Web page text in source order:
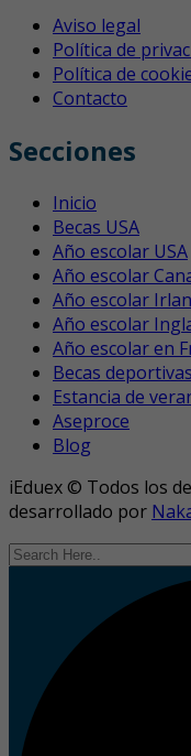
Aviso legal
Política de
Política de
Contacto
Secciones
Inicio
Becas USA
Año escolar USA
Año escolar
Año escolar
Año escolar
Año escolar en
Becas deportivas
Estancia de
Aseproce
Blog
iEduex © Todos los
desarrollado por